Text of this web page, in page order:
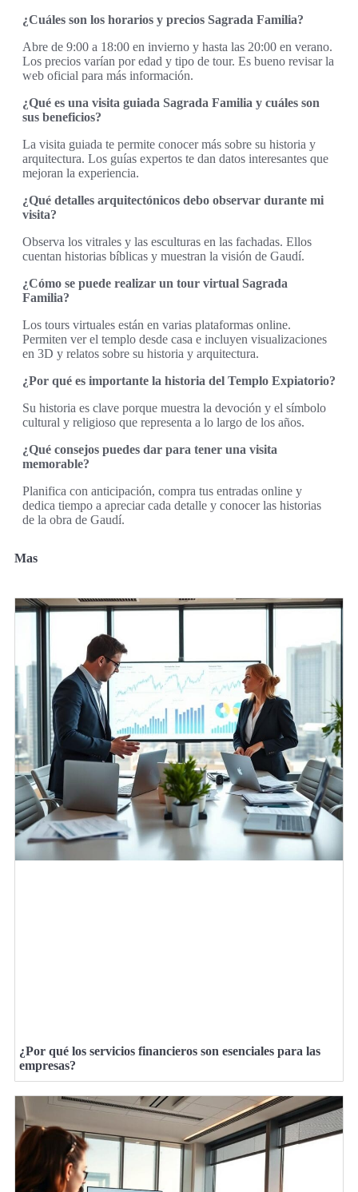
¿Cuáles son los horarios y precios Sagrada Familia?
Abre de 9:00 a 18:00 en invierno y hasta las 20:00 en verano.
Los precios varían por edad y tipo de tour. Es bueno revisar la
web oficial para más información.
¿Qué es una visita guiada Sagrada Familia y cuáles son
sus beneficios?
La visita guiada te permite conocer más sobre su historia y
arquitectura. Los guías expertos te dan datos interesantes que
mejoran la experiencia.
¿Qué detalles arquitectónicos debo observar durante mi
visita?
Observa los vitrales y las esculturas en las fachadas. Ellos
cuentan historias bíblicas y muestran la visión de Gaudí.
¿Cómo se puede realizar un tour virtual Sagrada
Familia?
Los tours virtuales están en varias plataformas online.
Permiten ver el templo desde casa e incluyen visualizaciones
en 3D y relatos sobre su historia y arquitectura.
¿Por qué es importante la historia del Templo Expiatorio?
Su historia es clave porque muestra la devoción y el símbolo
cultural y religioso que representa a lo largo de los años.
¿Qué consejos puedes dar para tener una visita
memorable?
Planifica con anticipación, compra tus entradas online y
dedica tiempo a apreciar cada detalle y conocer las historias
de la obra de Gaudí.
Mas
¿Por qué los servicios financieros son esenciales para las
empresas?